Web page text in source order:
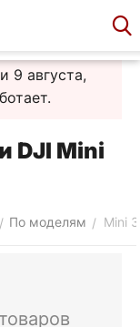
9 августа,
DJI Mini
/ По моделям / Mini